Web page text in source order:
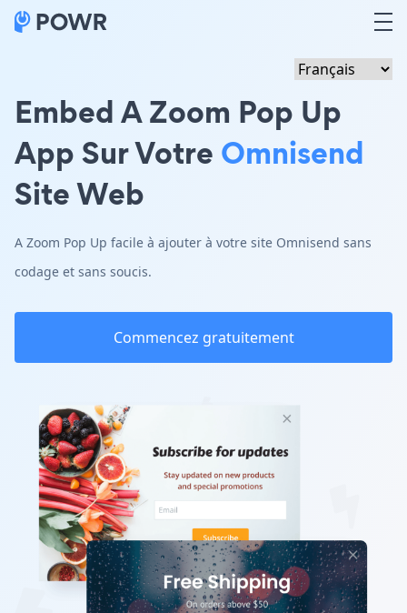
Embed A Zoom Pop Up
App Sur Votre Omnisend
Site Web
A Zoom Pop Up facile à ajouter à votre site Omnisend sans
codage et sans soucis.
Commencez gratuitement